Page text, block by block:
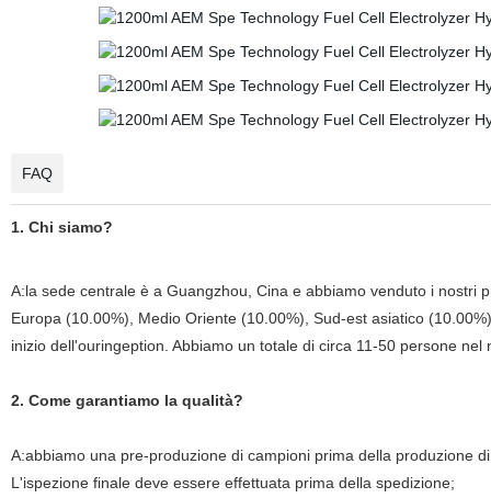
FAQ
1. Chi siamo?
A:la sede centrale è a Guangzhou, Cina e abbiamo venduto i nostri
Europa (10.00%), Medio Oriente (10.00%), Sud-est asiatico
inizio dell'ouringeption. Abbiamo un totale di circa 11-50 persone nel
2. Come garantiamo la qualità?
A:abbiamo una pre-produzione di campioni prima della produzione
L'ispezione finale deve essere effettuata prima della spedizione;